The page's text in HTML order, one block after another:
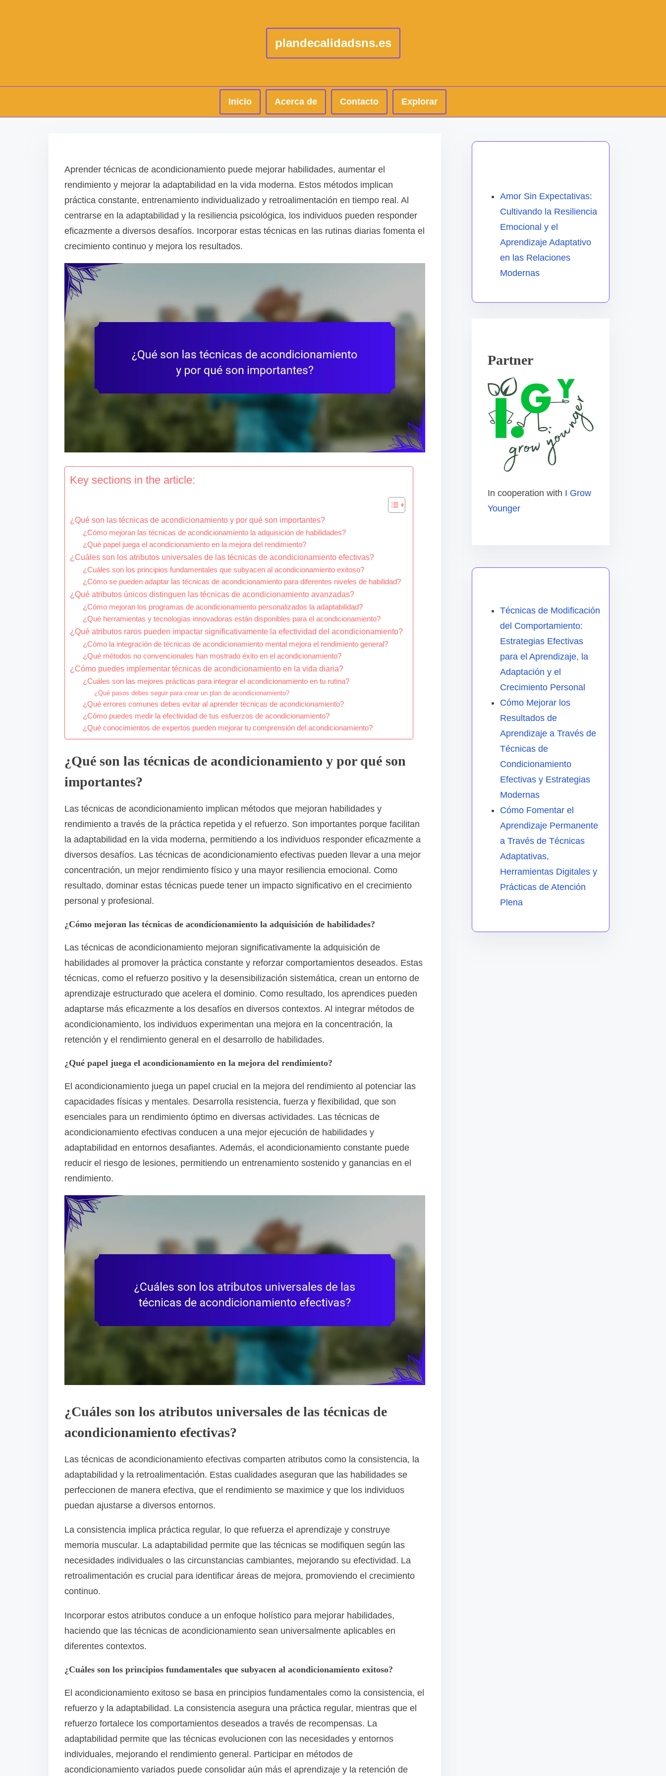
plandecalidadsns.es
Inicio Acerca de Contacto Explorar
Aprender técnicas de acondicionamiento puede mejorar habilidades, aumentar el
rendimiento y mejorar la adaptabilidad en la vida moderna. Estos métodos implican
práctica constante, entrenamiento individualizado y retroalimentación en tiempo real. Al
centrarse en la adaptabilidad y la resiliencia psicológica, los individuos pueden responder
eficazmente a diversos desafíos. Incorporar estas técnicas en las rutinas diarias fomenta el
crecimiento continuo y mejora los resultados.
Key sections in the article:
¿Qué son las técnicas de acondicionamiento y por qué son importantes?
¿Cómo mejoran las técnicas de acondicionamiento la adquisición de habilidades?
¿Qué papel juega el acondicionamiento en la mejora del rendimiento?
¿Cuáles son los atributos universales de las técnicas de acondicionamiento efectivas?
¿Cuáles son los principios fundamentales que subyacen al acondicionamiento exitoso?
¿Cómo se pueden adaptar las técnicas de acondicionamiento para diferentes niveles de habilidad?
¿Qué atributos únicos distinguen las técnicas de acondicionamiento avanzadas?
¿Cómo mejoran los programas de acondicionamiento personalizados la adaptabilidad?
¿Qué herramientas y tecnologías innovadoras están disponibles para el acondicionamiento?
¿Qué atributos raros pueden impactar significativamente la efectividad del acondicionamiento?
¿Cómo la integración de técnicas de acondicionamiento mental mejora el rendimiento general?
¿Qué métodos no convencionales han mostrado éxito en el acondicionamiento?
¿Cómo puedes implementar técnicas de acondicionamiento en la vida diaria?
¿Cuáles son las mejores prácticas para integrar el acondicionamiento en tu rutina?
¿Qué pasos debes seguir para crear un plan de acondicionamiento?
¿Qué errores comunes debes evitar al aprender técnicas de acondicionamiento?
¿Cómo puedes medir la efectividad de tus esfuerzos de acondicionamiento?
¿Qué conocimientos de expertos pueden mejorar tu comprensión del acondicionamiento?
¿Qué son las técnicas de acondicionamiento y por qué son
importantes?
Las técnicas de acondicionamiento implican métodos que mejoran habilidades y
rendimiento a través de la práctica repetida y el refuerzo. Son importantes porque facilitan
la adaptabilidad en la vida moderna, permitiendo a los individuos responder eficazmente a
diversos desafíos. Las técnicas de acondicionamiento efectivas pueden llevar a una mejor
concentración, un mejor rendimiento físico y una mayor resiliencia emocional. Como
resultado, dominar estas técnicas puede tener un impacto significativo en el crecimiento
personal y profesional.
¿Cómo mejoran las técnicas de acondicionamiento la adquisición de habilidades?
Las técnicas de acondicionamiento mejoran significativamente la adquisición de
habilidades al promover la práctica constante y reforzar comportamientos deseados. Estas
técnicas, como el refuerzo positivo y la desensibilización sistemática, crean un entorno de
aprendizaje estructurado que acelera el dominio. Como resultado, los aprendices pueden
adaptarse más eficazmente a los desafíos en diversos contextos. Al integrar métodos de
acondicionamiento, los individuos experimentan una mejora en la concentración, la
retención y el rendimiento general en el desarrollo de habilidades.
¿Qué papel juega el acondicionamiento en la mejora del rendimiento?
El acondicionamiento juega un papel crucial en la mejora del rendimiento al potenciar las
capacidades físicas y mentales. Desarrolla resistencia, fuerza y flexibilidad, que son
esenciales para un rendimiento óptimo en diversas actividades. Las técnicas de
acondicionamiento efectivas conducen a una mejor ejecución de habilidades y
adaptabilidad en entornos desafiantes. Además, el acondicionamiento constante puede
reducir el riesgo de lesiones, permitiendo un entrenamiento sostenido y ganancias en el
rendimiento.
¿Cuáles son los atributos universales de las técnicas de
acondicionamiento efectivas?
Las técnicas de acondicionamiento efectivas comparten atributos como la consistencia, la
adaptabilidad y la retroalimentación. Estas cualidades aseguran que las habilidades se
perfeccionen de manera efectiva, que el rendimiento se maximice y que los individuos
puedan ajustarse a diversos entornos.
La consistencia implica práctica regular, lo que refuerza el aprendizaje y construye
memoria muscular. La adaptabilidad permite que las técnicas se modifiquen según las
necesidades individuales o las circunstancias cambiantes, mejorando su efectividad. La
retroalimentación es crucial para identificar áreas de mejora, promoviendo el crecimiento
continuo.
Incorporar estos atributos conduce a un enfoque holístico para mejorar habilidades,
haciendo que las técnicas de acondicionamiento sean universalmente aplicables en
diferentes contextos.
¿Cuáles son los principios fundamentales que subyacen al acondicionamiento exitoso?
El acondicionamiento exitoso se basa en principios fundamentales como la consistencia, el
refuerzo y la adaptabilidad. La consistencia asegura una práctica regular, mientras que el
refuerzo fortalece los comportamientos deseados a través de recompensas. La
adaptabilidad permite que las técnicas evolucionen con las necesidades y entornos
individuales, mejorando el rendimiento general. Participar en métodos de
acondicionamiento variados puede consolidar aún más el aprendizaje y la retención de
Amor Sin Expectativas:
Cultivando la Resiliencia
Emocional y el
Aprendizaje Adaptativo
en las Relaciones
Modernas
Partner
In cooperation with I Grow
Younger
Técnicas de Modificación
del Comportamiento:
Estrategias Efectivas
para el Aprendizaje, la
Adaptación y el
Crecimiento Personal
Cómo Mejorar los
Resultados de
Aprendizaje a Través de
Técnicas de
Condicionamiento
Efectivas y Estrategias
Modernas
Cómo Fomentar el
Aprendizaje Permanente
a Través de Técnicas
Adaptativas,
Herramientas Digitales y
Prácticas de Atención
Plena